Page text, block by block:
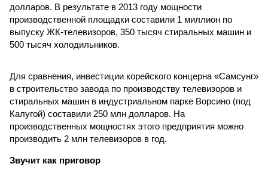
долларов. В результате в 2013 году мощности
производственной площадки составили 1 миллион по
выпуску ЖК-телевизоров, 350 тысяч стиральных машин и
500 тысяч холодильников.
Для сравнения, инвестиции корейского концерна «Самсунг»
в строительство завода по производству телевизоров и
стиральных машин в индустриальном парке Ворсино (под
Калугой) составили 250 млн долларов. На
производственных мощностях этого предприятия можно
производить 2 млн телевизоров в год.
Звучит как приговор